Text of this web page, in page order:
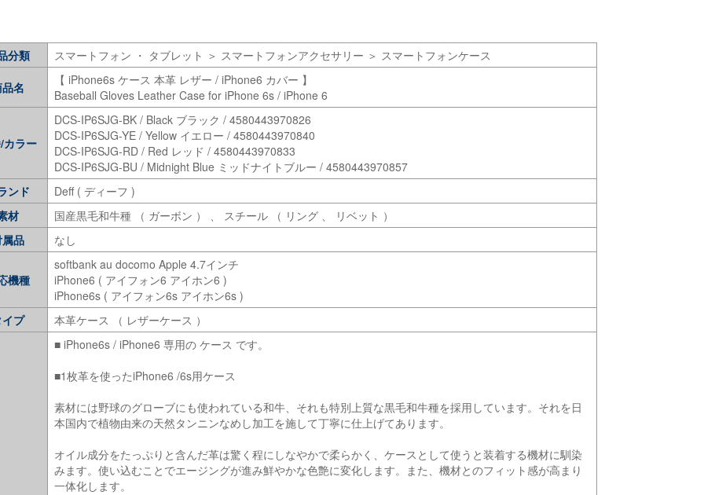
分類 スマートフォン ・ タブレット ＞ スマートフォンアクセサリー ＞ スマートフォンケース
名
【 iPhone6s ケース 本革 レザー / iPhone6 カバー 】
Baseball Gloves Leather Case for iPhone 6s / iPhone 6
カラー
DCS-IP6SJG-BK / Black ブラック / 4580443970826
DCS-IP6SJG-YE / Yellow イエロー / 4580443970840
DCS-IP6SJG-RD / Red レッド / 4580443970833
DCS-IP6SJG-BU / Midnight Blue ミッドナイトブルー / 4580443970857
ンド
Deff ( ディーフ )
材
国産黒毛和牛種 （ ガーボン ） 、 スチール （ リング 、 リベット ）
品
なし
機種
softbank au docomo Apple 4.7インチ
iPhone6 ( アイフォン6 アイホン6 )
iPhone6s ( アイフォン6s アイホン6s )
イプ
本革ケース （ レザーケース ）
■ iPhone6s / iPhone6 専用の ケース です。
■1枚革を使ったiPhone6 /6s用ケース
素材には野球のグローブにも使われている和牛、それも特別上質な黒毛和牛種を採用しています。それを日
本国内で植物由来の天然タンニンなめし加工を施して丁寧に仕上げてあります。
オイル成分をたっぷりと含んだ革は驚く程にしなやかで柔らかく、ケースとして使うと装着する機材に馴染
みます。使い込むことでエージングが進み鮮やかな色艶に変化します。また、機材とのフィット感が高まり
一体化します。